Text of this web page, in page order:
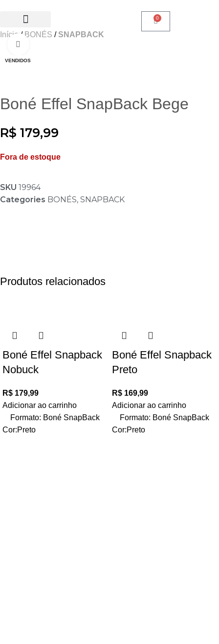
0
Início BONÉS SNAPBACK
VENDIDOS
Boné Effel SnapBack Bege
R$ 179,99
Fora de estoque
SKU 19964
Categories BONÉS, SNAPBACK
Produtos relacionados
Boné Effel Snapback
Nobuck
R$ 179,99
Adicionar ao carrinho
Formato: Boné SnapBack
Cor:Preto
Boné Effel Snapback
Preto
R$ 169,99
Adicionar ao carrinho
Formato: Boné SnapBack
Cor:Preto